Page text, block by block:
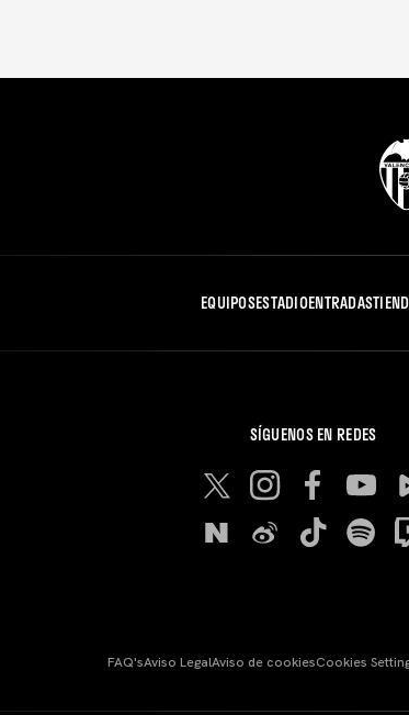
EQUIPOSESTADIOENTRADAS
SÍGUENOS EN REDES
FAQ'sAviso LegalAviso de cookiesCookies